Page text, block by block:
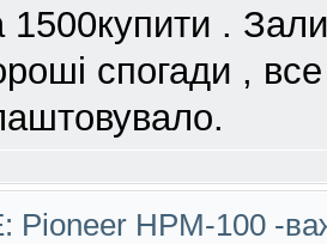
1500купити .
спогади ,
Pioneer HPM-100 -